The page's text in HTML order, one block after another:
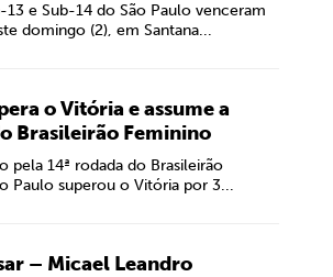
13 e Sub-14 do São Paulo venceram
domingo (2), em Santana...
o Vitória e assume a
Brasileirão Feminino
pela 14ª rodada do Brasileirão
Paulo superou o Vitória por 3...
– Micael Leandro